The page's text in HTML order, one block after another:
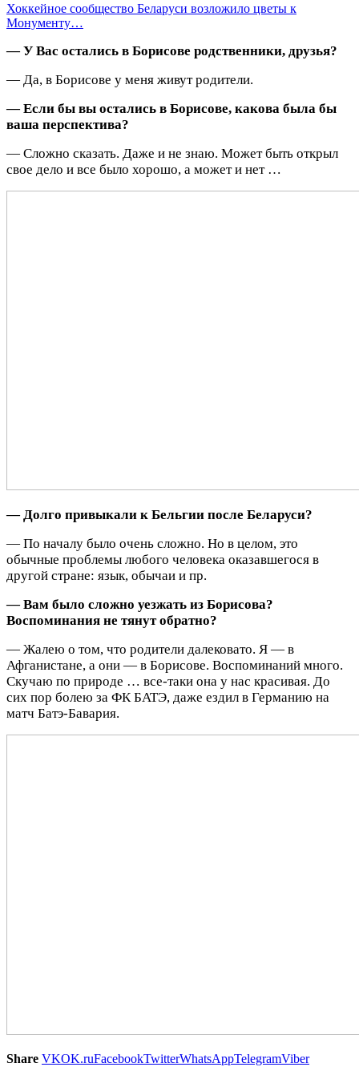
Хоккейное сообщество Беларуси возложило цветы к
Монументу…
— У Вас остались в Борисове родственники, друзья?
— Да, в Борисове у меня живут родители.
— Если бы вы остались в Борисове, какова была бы
ваша перспектива?
— Сложно сказать. Даже и не знаю. Может быть открыл
свое дело и все было хорошо, а может и нет …
— Долго привыкали к Бельгии после Беларуси?
— По началу было очень сложно. Но в целом, это
обычные проблемы любого человека оказавшегося в
другой стране: язык, обычаи и пр.
—Вам было сложно уезжать из Борисова?
Воспоминания не тянут обратно?
— Жалею о том, что родители далековато. Я — в
Афганистане, а они — в Борисове. Воспоминаний много.
Скучаю по природе … все-таки она у нас красивая. До
сих пор болею за ФК БАТЭ, даже ездил в Германию на
матч Батэ-Бавария.
Share VKOK.ruFacebookTwitterWhatsAppTelegramViber